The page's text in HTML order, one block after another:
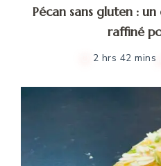
Pécan sans gluten :
raffiné
2 hrs 42 mins